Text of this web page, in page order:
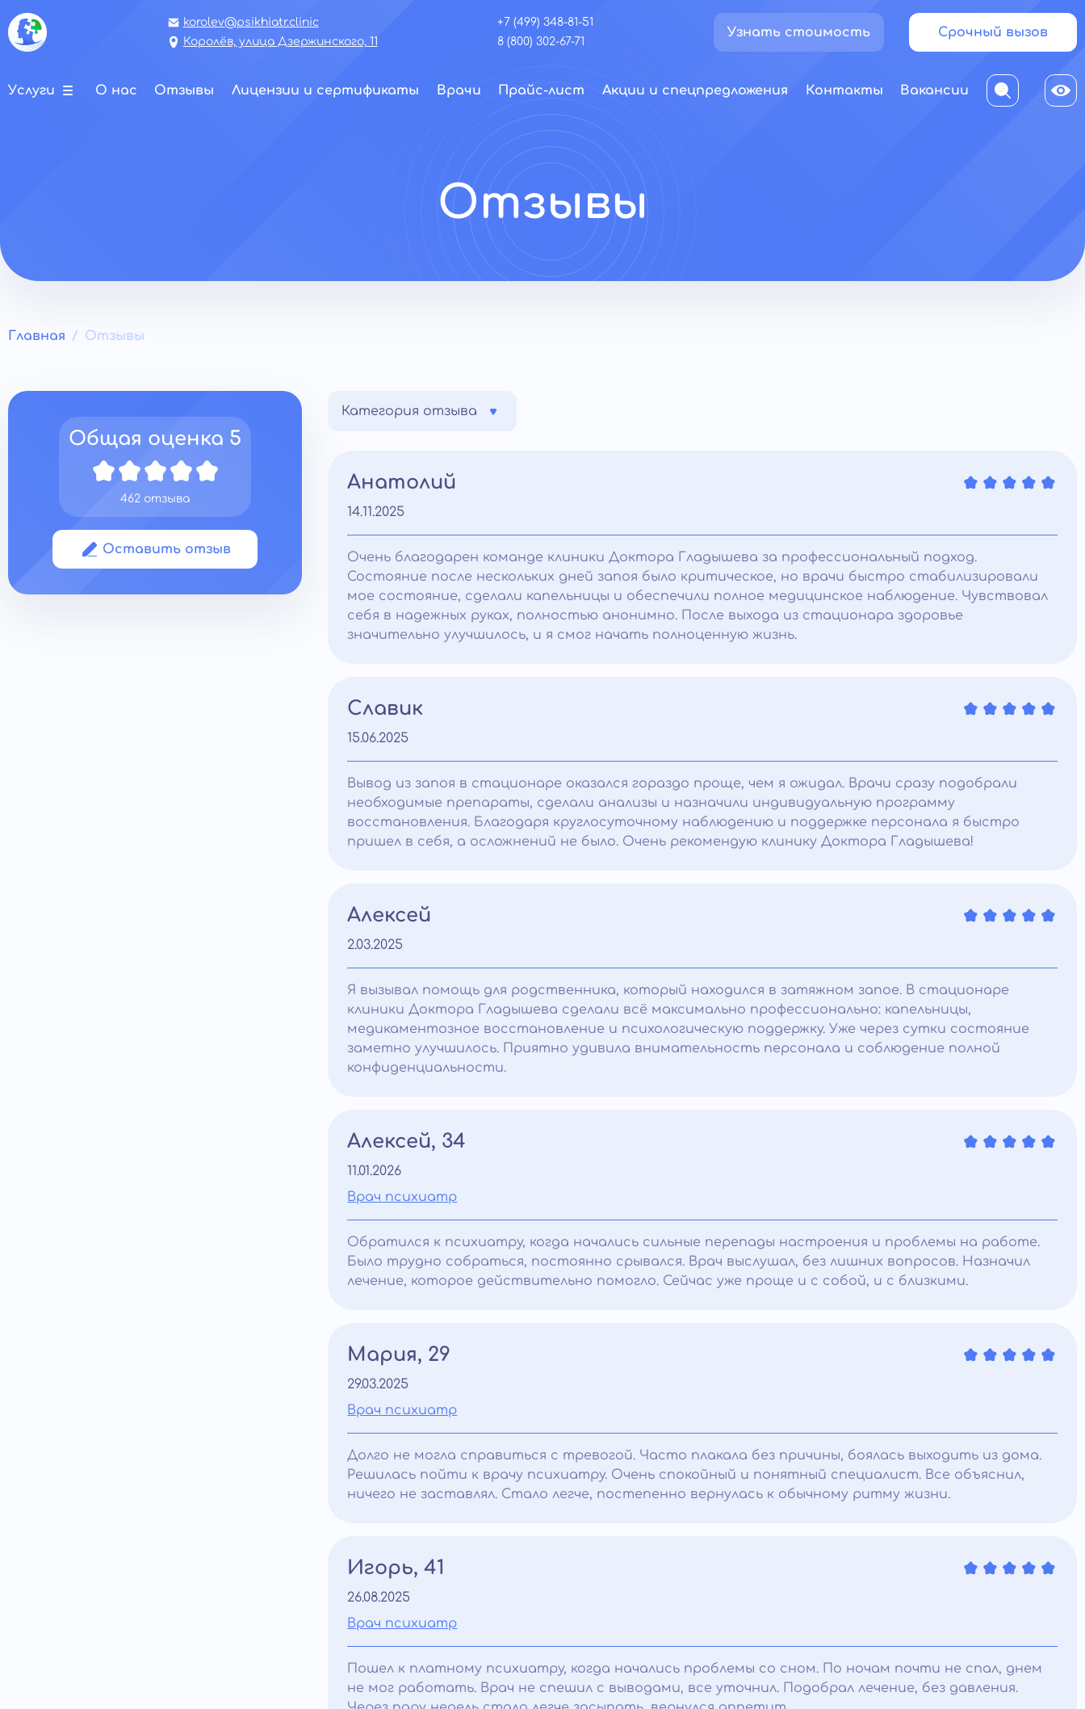
korolev@psikhiatr.clinic
Королёв, улица Дзержинского, 11
+7 (499) 348-81-51
8 (800) 302-67-71
Узнать стоимость Срочный вызов
Услуги О нас Отзывы Лицензии и сертификаты Врачи Прайс-лист Акции и спецпредложения Контакты Вакансии
Отзывы
Главная Отзывы
Общая оценка 5
462 отзыва
Оставить отзыв
Категория отзыва
Анатолий
14.11.2025
Очень благодарен команде клиники Доктора Гладышева за профессиональный подход.
Состояние после нескольких дней запоя было критическое, но врачи быстро стабилизировали
мое состояние, сделали капельницы и обеспечили полное медицинское наблюдение. Чувствовал
себя в надежных руках, полностью анонимно. После выхода из стационара здоровье
значительно улучшилось, и я смог начать полноценную жизнь.
Славик
15.06.2025
Вывод из запоя в стационаре оказался гораздо проще, чем я ожидал. Врачи сразу подобрали
необходимые препараты, сделали анализы и назначили индивидуальную программу
восстановления. Благодаря круглосуточному наблюдению и поддержке персонала я быстро
пришел в себя, а осложнений не было. Очень рекомендую клинику Доктора Гладышева!
Алексей
2.03.2025
Я вызывал помощь для родственника, который находился в затяжном запое. В стационаре
клиники Доктора Гладышева сделали всё максимально профессионально: капельницы,
медикаментозное восстановление и психологическую поддержку. Уже через сутки состояние
заметно улучшилось. Приятно удивила внимательность персонала и соблюдение полной
конфиденциальности.
Алексей, 34
11.01.2026
Врач психиатр
Обратился к психиатру, когда начались сильные перепады настроения и проблемы на работе.
Было трудно собраться, постоянно срывался. Врач выслушал, без лишних вопросов. Назначил
лечение, которое действительно помогло. Сейчас уже проще и с собой, и с близкими.
Мария, 29
29.03.2025
Врач психиатр
Долго не могла справиться с тревогой. Часто плакала без причины, боялась выходить из дома.
Решилась пойти к врачу психиатру. Очень спокойный и понятный специалист. Все объяснил,
ничего не заставлял. Стало легче, постепенно вернулась к обычному ритму жизни.
Игорь, 41
26.08.2025
Врач психиатр
Пошел к платному психиатру, когда начались проблемы со сном. По ночам почти не спал, днем
не мог работать. Врач не спешил с выводами, все уточнил. Подобрал лечение, без давления.